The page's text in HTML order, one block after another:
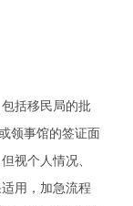
括移民局的批
领事馆的签证面
视个人情况、
用，加急流程